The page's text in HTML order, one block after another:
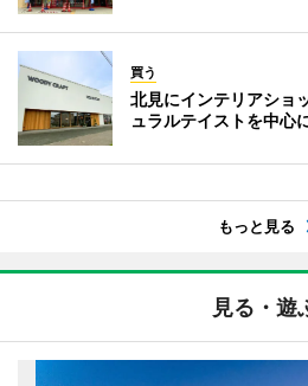
買う
北見にインテリアシ
ュラルテイストを中心
もっと見る
見る・遊